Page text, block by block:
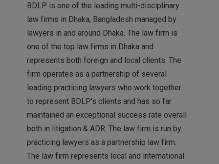
BDLP is one of the leading multi-disciplinary
law firms in Dhaka, Bangladesh managed by
lawyers in and around Dhaka. The law firm is
one of the top law firms in Dhaka and
represents both foreign and local clients. The
firm operates as a partnership of several
leading practicing lawyers who work together
to represent BDLP's clients and has so far
maintained an exceptional success rate overall
both in litigation & ADR. The law firm is run by
practicing lawyers as a partnership law firm.
The law firm represents local and international